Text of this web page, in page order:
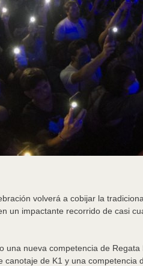
volverá a cobijar la
un impactante recorrido de casi
una nueva competencia de
de K1 y una